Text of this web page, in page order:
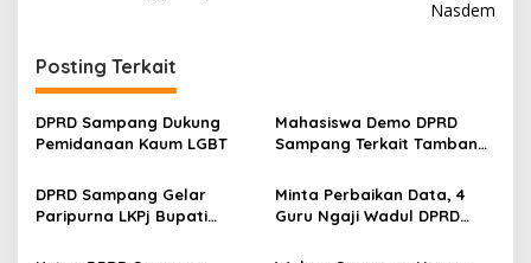
Nasdem
Posting Terkait
DPRD Sampang Dukung
Pemidanaan Kaum LGBT
Mahasiswa Demo DPRD
Sampang Terkait Tambang
DPRD Sampang Gelar
Paripurna LKPj Bupati
Minta Perbaikan Data, 4
Guru Ngaji Wadul DPRD